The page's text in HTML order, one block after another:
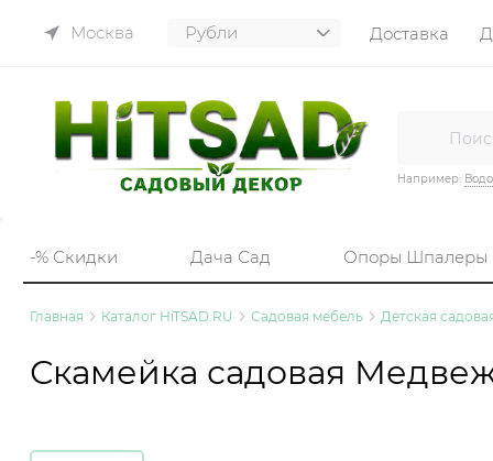
Москва Доставка
Например:
-% Скидки Дача Сад Опоры Шпалеры
Главная Каталог HiTSAD.RU Садовая мебель Детская
Скамейка садовая